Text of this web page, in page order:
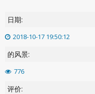
日期:
2018-10-17 19:50:12
的风景:
776
评价: